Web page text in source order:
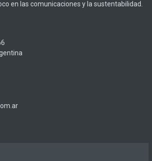
en las comunicaciones y la sustentabilidad.